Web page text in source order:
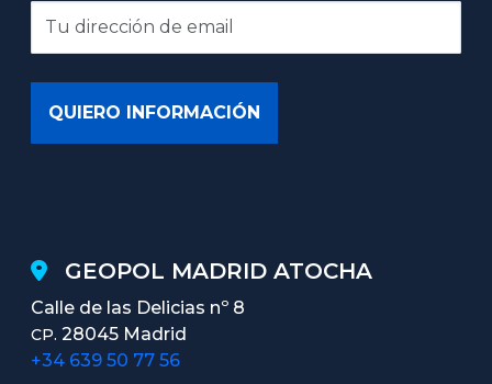
GEOPOL MADRID ATOCHA
Calle de las Delicias nº 8
CP. 28045 Madrid
+34 639 50 77 56